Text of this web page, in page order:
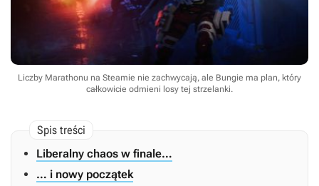
Liczby Marathonu na Steamie nie zachwycają, ale Bungie ma plan, który
całkowicie odmieni losy tej strzelanki.
Liberalny chaos w finale…
… i nowy początek